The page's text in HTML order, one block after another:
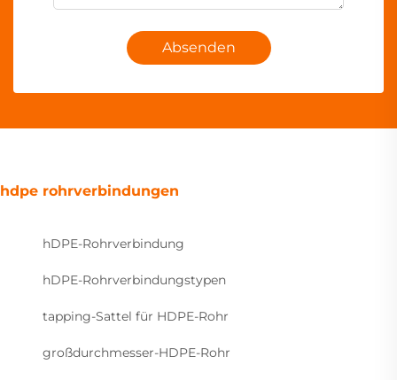
Absenden
hdpe rohrverbindungen
hDPE-Rohrverbindung
hDPE-Rohrverbindungstypen
tapping-Sattel für HDPE-Rohr
großdurchmesser-HDPE-Rohr